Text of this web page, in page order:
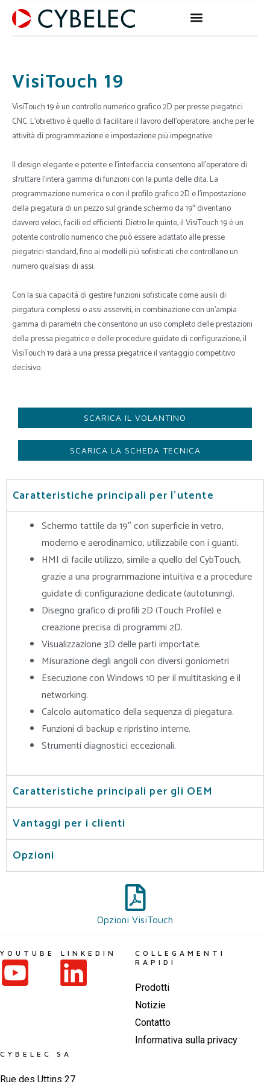
VisiTouch 19
VisiTouch 19 è un controllo numerico grafico 2D per presse piegatrici
CNC. L’obiettivo è quello di facilitare il lavoro dell’operatore, anche per le
attività di programmazione e impostazione più impegnative.
Il design elegante e potente e l’interfaccia consentono all’operatore di
sfruttare l’intera gamma di funzioni con la punta delle dita. La
programmazione numerica o con il profilo grafico 2D e l’impostazione
della piegatura di un pezzo sul grande schermo da 19″ diventano
davvero veloci, facili ed efficienti. Dietro le quinte, il VisiTouch 19 è un
potente controllo numerico che può essere adattato alle presse
piegatrici standard, fino ai modelli più sofisticati che controllano un
numero qualsiasi di assi.
Con la sua capacità di gestire funzioni sofisticate come ausili di
piegatura complessi o assi asserviti, in combinazione con un’ampia
gamma di parametri che consentono un uso completo delle prestazioni
della pressa piegatrice e delle procedure guidate di configurazione, il
VisiTouch 19 darà a una pressa piegatrice il vantaggio competitivo
decisivo.
SCARICA IL VOLANTINO
SCARICA LA SCHEDA TECNICA
Caratteristiche principali per l'utente
Schermo tattile da 19″ con superficie in vetro,
moderno e aerodinamico, utilizzabile con i guanti.
HMI di facile utilizzo, simile a quello del CybTouch,
grazie a una programmazione intuitiva e a procedure
guidate di configurazione dedicate (autotuning).
Disegno grafico di profili 2D (Touch Profile) e
creazione precisa di programmi 2D.
Visualizzazione 3D delle parti importate.
Misurazione degli angoli con diversi goniometri
Esecuzione con Windows 10 per il multitasking e il
networking.
Calcolo automatico della sequenza di piegatura.
Funzioni di backup e ripristino interne.
Strumenti diagnostici eccezionali.
Caratteristiche principali per gli OEM
Vantaggi per i clienti
Opzioni
Opzioni VisiTouch
CYBELEC SA
Rue des Uttins 27
COLLEGAMENTI
RAPIDI
Prodotti
Notizie
Contatto
Informativa sulla privacy
YOUTUBE LINKEDIN